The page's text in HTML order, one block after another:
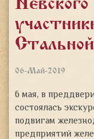
06-Май-2019
6 мая, в
состоялась
подвигам
предприятий